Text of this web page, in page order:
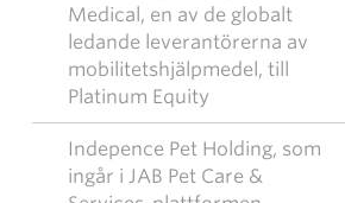
Medical, en av de globalt
ledande leverantörerna av
mobilitetshjälpmedel, till
Platinum Equity
Indepence Pet Holding, som
ingår i JAB Pet Care &